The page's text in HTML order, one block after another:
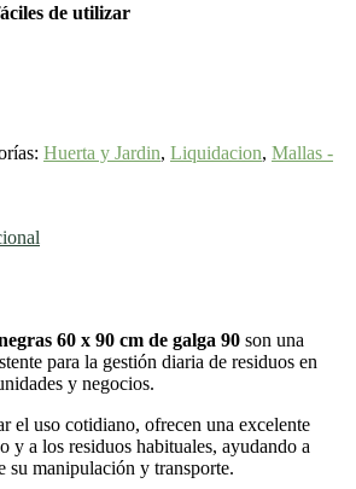
de utilizar
Huerta y Jardin, Liquidacion, Mallas -
60 x 90 cm de galga 90 son una
para la gestión diaria de residuos en
y negocios.
el uso cotidiano, ofrecen una excelente
y a los residuos habituales, ayudando a
su manipulación y transporte.